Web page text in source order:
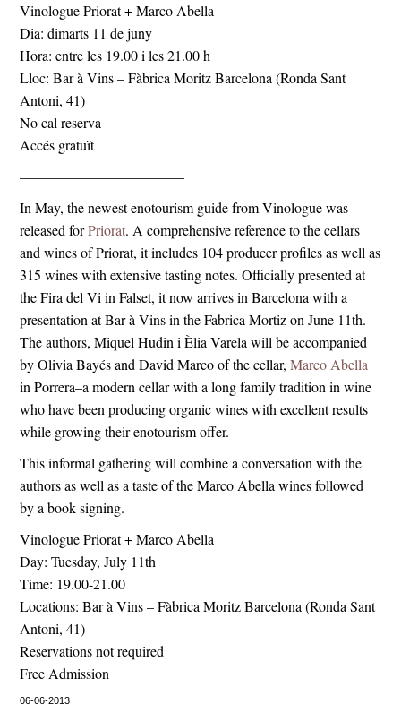
Vinologue Priorat + Marco Abella
Dia: dimarts 11 de juny
Hora: entre les 19.00 i les 21.00 h
Lloc: Bar à Vins – Fàbrica Moritz Barcelona (Ronda Sant
Antoni, 41)
No cal reserva
Accés gratuït
———————————–
In May, the newest enotourism guide from Vinologue was
released forPriorat. A comprehensive reference to the cellars
and wines of Priorat, it includes 104 producer profiles as well as
315 wines with extensive tasting notes. Officially presented at
the Fira del Vi in Falset, it now arrives in Barcelona with a
presentation at Bar à Vins in the Fabrica Mortiz on June 11th.
The authors, Miquel Hudin i Èlia Varela will be accompanied
by Olivia Bayés and David Marco of the cellar,Marco Abella
in Porrera–a modern cellar with a long family tradition in wine
who have been producing organic wines with excellent results
while growing their enotourism offer.
This informal gathering will combine a conversation with the
authors as well as a taste of the Marco Abella wines followed
by a book signing.
Vinologue Priorat + Marco Abella
Day: Tuesday, July 11th
Time: 19.00-21.00
Locations: Bar à Vins – Fàbrica Moritz Barcelona (Ronda Sant
Antoni, 41)
Reservations not required
Free Admission
06-06-2013